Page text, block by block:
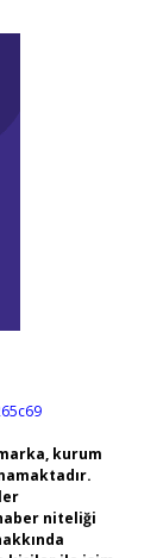
kurum
niteliği